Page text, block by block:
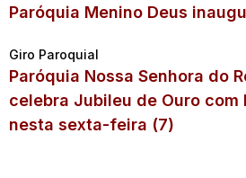
Paróquia Menino Deus
Giro Paroquial
Paróquia Nossa Senhora do
celebra Jubileu de Ouro com
nesta sexta-feira (7)